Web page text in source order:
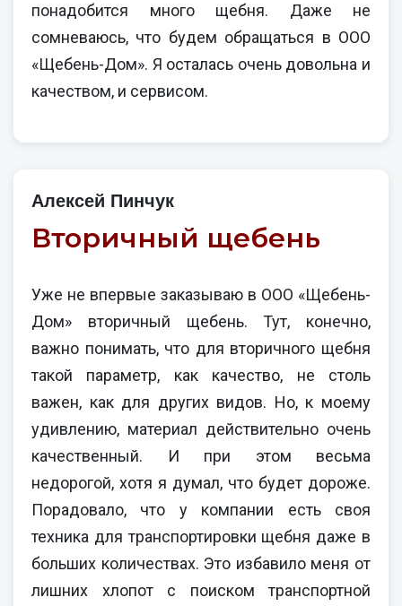
понадобится много щебня. Даже не
сомневаюсь, что будем обращаться в ООО
«Щебень-Дом». Я осталась очень довольна и
качеством, и сервисом.
Алексей Пинчук
Вторичный щебень
Уже не впервые заказываю в ООО «Щебень-
Дом» вторичный щебень. Тут, конечно,
важно понимать, что для вторичного щебня
такой параметр, как качество, не столь
важен, как для других видов. Но, к моему
удивлению, материал действительно очень
качественный. И при этом весьма
недорогой, хотя я думал, что будет дороже.
Порадовало, что у компании есть своя
техника для транспортировки щебня даже в
больших количествах. Это избавило меня от
лишних хлопот с поиском транспортной